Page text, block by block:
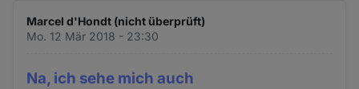
Marcel d'Hondt (nicht überprüft)
Mo. 12 Mär 2018 - 23:30
Na, ich sehe mich auch